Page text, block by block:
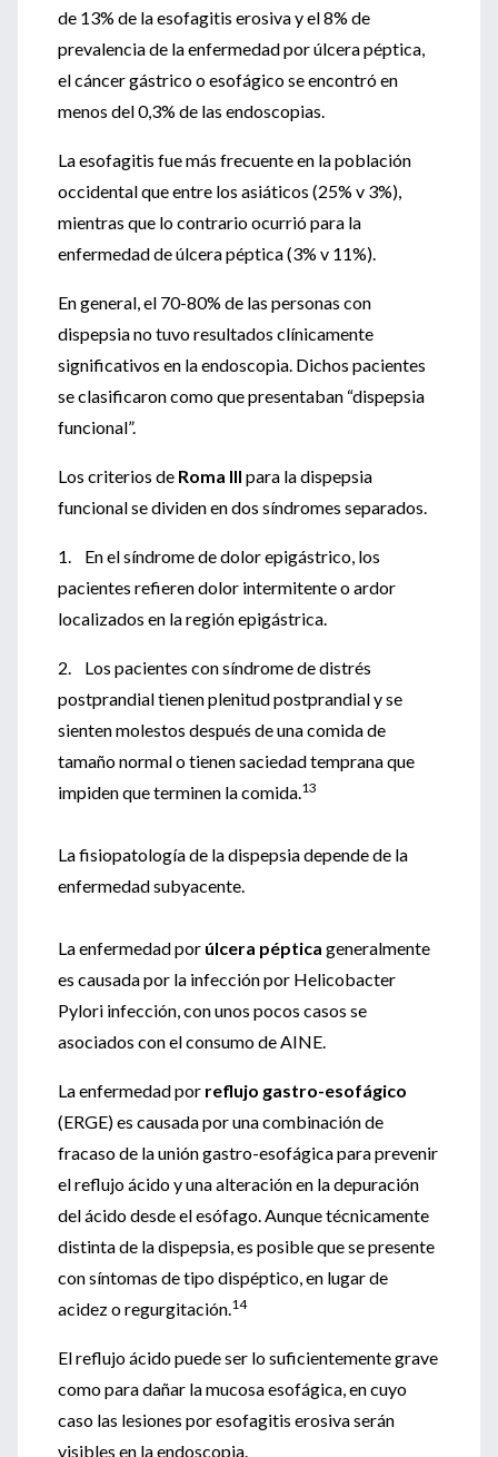
de 13% de la esofagitis erosiva y el 8% de
prevalencia de la enfermedad por úlcera péptica,
el cáncer gástrico o esofágico se encontró en
menos del 0,3% de las endoscopias.
La esofagitis fue más frecuente en la población
occidental que entre los asiáticos (25% v 3%),
mientras que lo contrario ocurrió para la
enfermedad de úlcera péptica (3% v 11%).
En general, el 70-80% de las personas con
dispepsia no tuvo resultados clínicamente
significativos en la endoscopia. Dichos pacientes
se clasificaron como que presentaban “dispepsia
funcional”.
Los criterios de Roma III para la dispepsia
funcional se dividen en dos síndromes separados.
1. En el síndrome de dolor epigástrico, los
pacientes refieren dolor intermitente o ardor
localizados en la región epigástrica.
2. Los pacientes con síndrome de distrés
postprandial tienen plenitud postprandial y se
sienten molestos después de una comida de
tamaño normal o tienen saciedad temprana que
impiden que terminen la comida.13
La fisiopatología de la dispepsia depende de la
enfermedad subyacente.
La enfermedad por úlcera péptica generalmente
es causada por la infección por Helicobacter
Pylori infección, con unos pocos casos se
asociados con el consumo de AINE.
La enfermedad por reflujo gastro-esofágico
(ERGE) es causada por una combinación de
fracaso de la unión gastro-esofágica para prevenir
el reflujo ácido y una alteración en la depuración
del ácido desde el esófago. Aunque técnicamente
distinta de la dispepsia, es posible que se presente
con síntomas de tipo dispéptico, en lugar de
acidez o regurgitación.14
El reflujo ácido puede ser lo suficientemente grave
como para dañar la mucosa esofágica, en cuyo
caso las lesiones por esofagitis erosiva serán
visibles en la endoscopia.